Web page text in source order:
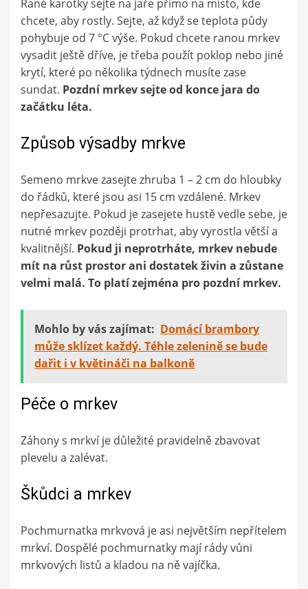
Rané karotky sejte na jaře přímo na místo, kde
chcete, aby rostly. Sejte, až když se teplota půdy
pohybuje od 7 °C výše. Pokud chcete ranou mrkev
vysadit ještě dříve, je třeba použít poklop nebo jiné
krytí, které po několika týdnech musíte zase
sundat. Pozdní mrkev sejte od konce jara do
začátku léta.
Způsob výsadby mrkve
Semeno mrkve zasejte zhruba 1 – 2 cm do hloubky
do řádků, které jsou asi 15 cm vzdálené. Mrkev
nepřesazujte. Pokud je zasejete hustě vedle sebe, je
nutné mrkev později protrhat, aby vyrostla větší a
kvalitnější. Pokud ji neprotrháte, mrkev nebude
mít na růst prostor ani dostatek živin a zůstane
velmi malá. To platí zejména pro pozdní mrkev.
Mohlo by vás zajímat: Domácí brambory
může sklízet každý. Téhle zelenině se bude
dařit i v květináči na balkoně
Péče o mrkev
Záhony s mrkví je důležité pravidelně zbavovat
plevelu a zalévat.
Škůdci a mrkev
Pochmurnatka mrkvová je asi největším nepřítelem
mrkví. Dospělé pochmurnatky mají rády vůni
mrkvových listů a kladou na ně vajíčka.